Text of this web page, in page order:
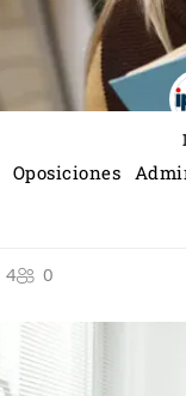
Oposiciones
4 0